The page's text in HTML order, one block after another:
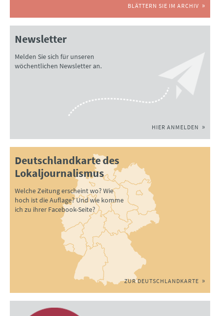
BLÄTTERN SIE IM ARCHIV
Newsletter
Melden Sie sich für unseren
wöchentlichen Newsletter an.
HIER ANMELDEN
Deutschlandkarte des
Lokaljournalismus
Welche Zeitung erscheint wo? Wie
hoch ist die Auflage? Und wie komme
ich zu ihrer Facebook-Seite?
ZUR DEUTSCHLANDKARTE